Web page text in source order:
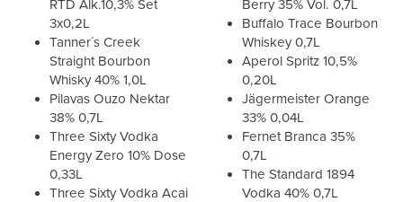
RTD Alk.10,3% Set
3x0,2L
Tanner´s Creek
Straight Bourbon
Whisky 40% 1,0L
Pilavas Ouzo Nektar
38% 0,7L
Three Sixty Vodka
Energy Zero 10% Dose
0,33L
Three Sixty Vodka Acai
Berry 35% Vol. 0,7L
Buffalo Trace Bourbon
Whiskey 0,7L
Aperol Spritz 10,5%
0,20L
Jägermeister Orange
33% 0,04L
Fernet Branca 35%
0,7L
The Standard 1894
Vodka 40% 0,7L